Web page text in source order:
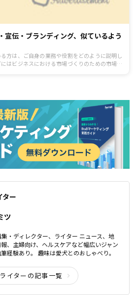
宣伝・ブランディング、似ているよう
方は、ご自身の業務や役割をどのように説明し
はビジネスにおける市場づくりのための市場・
告・宣伝、ブランディングを担っている場合も
一言で説明するのが難しい領域でもあります。
いこの職種の基本的な役割を見てみましょう。
なります。
ター
ツ
・ディレクター、ライター ニュース、地
、主婦向け、ヘルスケアなど幅広いジャン
経験あり。 趣味は愛犬とのおしゃべり。
イターの記事一覧